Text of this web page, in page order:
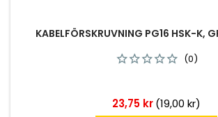
KABELFÖRSKRUVNING PG16 HSK-K,
(0)
Pris
23,75 kr (19,00 kr)